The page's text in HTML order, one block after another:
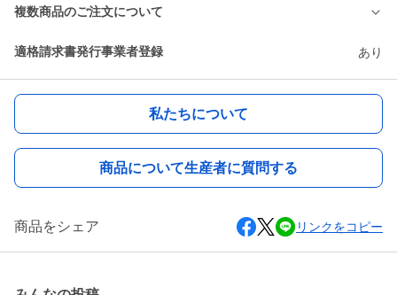
複数商品のご注文について
適格請求書発行事業者登録 あり
私たちについて
商品について生産者に質問する
商品をシェア リンクをコピー